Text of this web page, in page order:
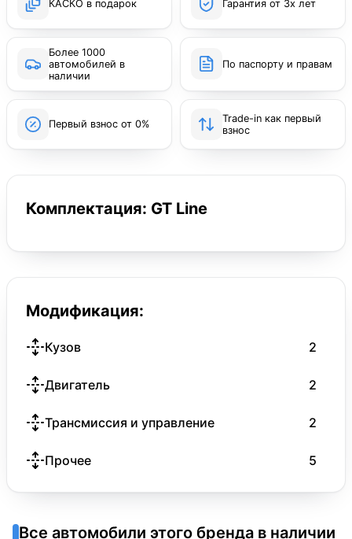
КАСКО в подарок Гарантия от 3х лет
Более 1000
автомобилей в
наличии
По паспорту и правам
Первый взнос от 0%
Trade-in как первый
взнос
Комплектация: GT Line
Модификация:
Кузов 2
Двигатель 2
Трансмиссия и управление 2
Прочее 5
Все автомобили этого бренда в наличии